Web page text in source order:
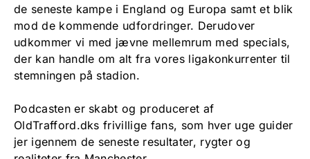
de seneste kampe i England og Europa samt et blik
mod de kommende udfordringer. Derudover
udkommer vi med jævne mellemrum med specials,
der kan handle om alt fra vores ligakonkurrenter til
stemningen på stadion.
Podcasten er skabt og produceret af
OldTrafford.dks frivillige fans, som hver uge guider
jer igennem de seneste resultater, rygter og